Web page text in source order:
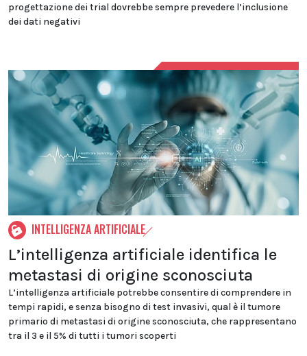
progettazione dei trial dovrebbe sempre prevedere l’inclusione
dei dati negativi
INTELLIGENZA ARTIFICIALE
L’intelligenza artificiale identifica le
metastasi di origine sconosciuta
L’intelligenza artificiale potrebbe consentire di comprendere in
tempi rapidi, e senza bisogno di test invasivi, qual è il tumore
primario di metastasi di origine sconosciuta, che rappresentano
tra il 3 e il 5% di tutti i tumori scoperti